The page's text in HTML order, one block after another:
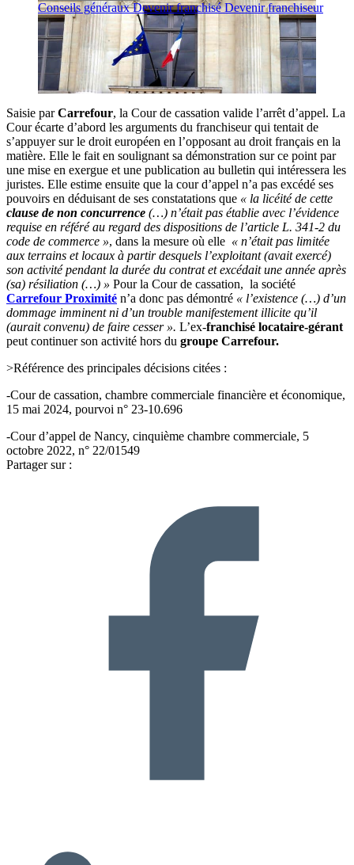
Conseils généraux Devenir franchisé Devenir franchiseur
Saisie parCarrefour, la Cour de cassation valide l’arrêt d’appel. La
Cour écarte d’abord les arguments du franchiseur qui tentait de
s’appuyer sur le droit européen en l’opposant au droit français en la
matière. Elle le fait en soulignant sa démonstration sur ce point par
une mise en exergue et une publication au bulletin qui intéressera les
juristes. Elle estime ensuite que la cour d’appel n’a pas excédé ses
pouvoirs en déduisant de ses constatations que « la licéité de cette
clause de non concurrence (…) n’était pas établie avec l’évidence
requise en référé au regard des dispositions de l’article L. 341-2 du
code de commerce », dans la mesure où elle « n’était pas limitée
aux terrains et locaux à partir desquels l’exploitant (avait exercé)
son activité pendant la durée du contrat et excédait une année après
(sa) résiliation (…) » Pour la Cour de cassation, la société
Carrefour Proximité n’a donc pas démontré « l’existence (…) d’un
dommage imminent ni d’un trouble manifestement illicite qu’il
(aurait convenu) de faire cesser ». L’ex-franchisé locataire-gérant
peut continuer son activité hors du groupe Carrefour.
>Référence des principales décisions citées :
-Cour de cassation, chambre commerciale financière et économique,
15 mai 2024, pourvoi n° 23-10.696
-Cour d’appel de Nancy, cinquième chambre commerciale, 5
octobre 2022, n° 22/01549
Partager sur :